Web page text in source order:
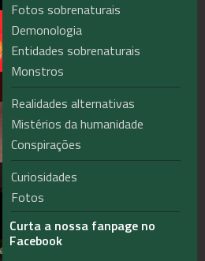
Fotos sobrenaturais
Demonologia
Entidades sobrenaturais
Monstros
Realidades alternativas
Mistérios da humanidade
Conspirações
Curiosidades
Fotos
Curta a nossa fanpage no
Facebook